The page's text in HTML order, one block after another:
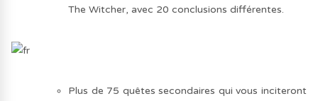
The Witcher, avec 20 conclusions différentes.
Plus de 75 quêtes secondaires qui vous inciteront